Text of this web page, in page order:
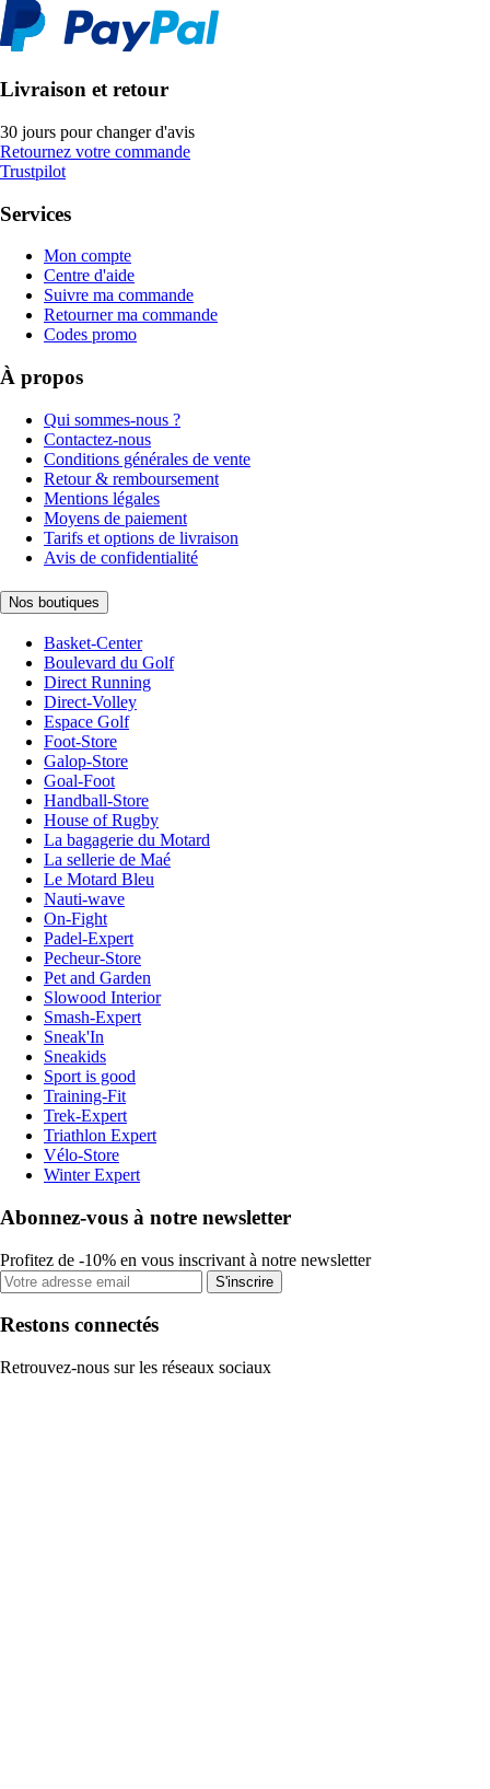
Livraison et retour
30 jours pour changer d'avis
Retournez votre commande
Trustpilot
Services
Mon compte
Centre d'aide
Suivre ma commande
Retourner ma commande
Codes promo
À propos
Qui sommes-nous ?
Contactez-nous
Conditions générales de vente
Retour & remboursement
Mentions légales
Moyens de paiement
Tarifs et options de livraison
Avis de confidentialité
Nos boutiques
Basket-Center
Boulevard du Golf
Direct Running
Direct-Volley
Espace Golf
Foot-Store
Galop-Store
Goal-Foot
Handball-Store
House of Rugby
La bagagerie du Motard
La sellerie de Maé
Le Motard Bleu
Nauti-wave
On-Fight
Padel-Expert
Pecheur-Store
Pet and Garden
Slowood Interior
Smash-Expert
Sneak'In
Sneakids
Sport is good
Training-Fit
Trek-Expert
Triathlon Expert
Vélo-Store
Winter Expert
Abonnez-vous à notre newsletter
Profitez de -10% en vous inscrivant à notre newsletter
S'inscrire
Restons connectés
Retrouvez-nous sur les réseaux sociaux